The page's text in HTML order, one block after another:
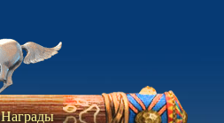
Награды